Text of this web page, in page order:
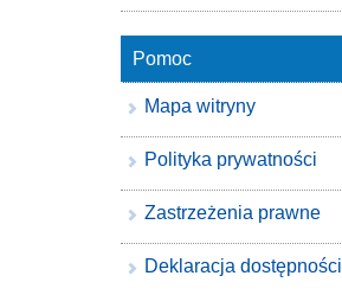
Pomoc
Mapa witryny
Polityka prywatności
Zastrzeżenia prawne
Deklaracja dostępności